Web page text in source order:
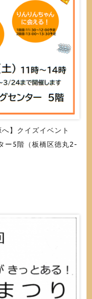
】クイズイベント
ー5階（板橋区徳丸2-